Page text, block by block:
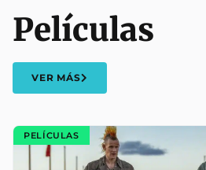
Películas
VER MÁS
PELÍCULAS